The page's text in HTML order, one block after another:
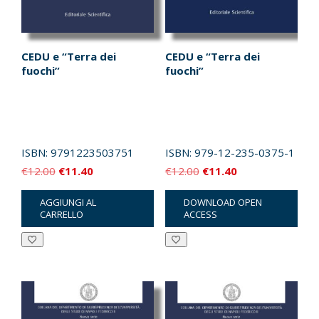
CEDU e “Terra dei
fuochi”
ISBN: 9791223503751
€12.00 Il
prezzo
originale
era:
€11.40Il
prezzo
attuale
è:
AGGIUNGI AL
CARRELLO
CEDU e “Terra dei
fuochi”
ISBN: 979-12-235-0375-1
€12.00 Il
prezzo
originale
era:
€11.40Il
prezzo
attuale
è:
DOWNLOAD OPEN
ACCESS